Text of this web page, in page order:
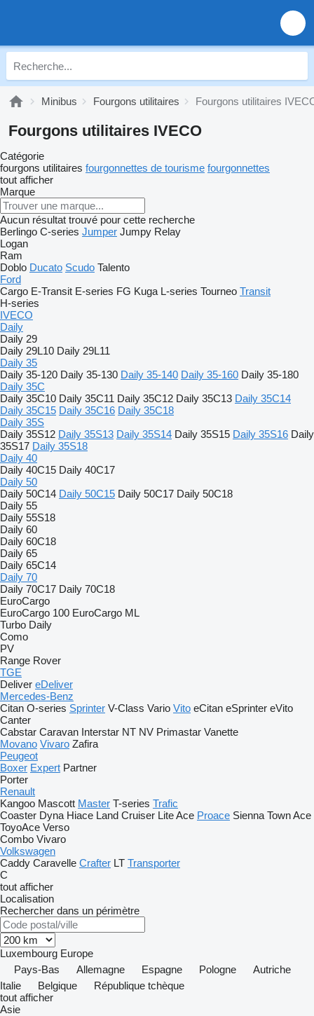
Minibus Fourgons utilitaires Fourgons utilitaires
Fourgons utilitaires IVECO
Catégorie
fourgons utilitaires fourgonnettes de tourisme fourgonnettes
tout afficher
Marque
Aucun résultat trouvé pour cette recherche
Berlingo C-series Jumper Jumpy Relay
Logan
Ram
Doblo Ducato Scudo Talento
Ford
Cargo E-Transit E-series FG Kuga L-series Tourneo Transit
H-series
IVECO
Daily
Daily 29
Daily 29L10 Daily 29L11
Daily 35
Daily 35-120 Daily 35-130 Daily 35-140 Daily 35-160 Daily 35-180
Daily 35C
Daily 35C10 Daily 35C11 Daily 35C12 Daily 35C13 Daily 35C14
Daily 35C15 Daily 35C16 Daily 35C18
Daily 35S
Daily 35S12 Daily 35S13 Daily 35S14 Daily 35S15 Daily 35S16 Daily
35S17 Daily 35S18
Daily 40
Daily 40C15 Daily 40C17
Daily 50
Daily 50C14 Daily 50C15 Daily 50C17 Daily 50C18
Daily 55
Daily 55S18
Daily 60
Daily 60C18
Daily 65
Daily 65C14
Daily 70
Daily 70C17 Daily 70C18
EuroCargo
EuroCargo 100 EuroCargo ML
Turbo Daily
Como
PV
Range Rover
TGE
Deliver eDeliver
Mercedes-Benz
Citan O-series Sprinter V-Class Vario Vito eCitan eSprinter eVito
Canter
Cabstar Caravan Interstar NT NV Primastar Vanette
Movano Vivaro Zafira
Peugeot
Boxer Expert Partner
Porter
Renault
Kangoo Mascott Master T-series Trafic
Coaster Dyna Hiace Land Cruiser Lite Ace Proace Sienna Town Ace
ToyoAce Verso
Combo Vivaro
Volkswagen
Caddy Caravelle Crafter LT Transporter
C
tout afficher
Localisation
Rechercher dans un périmètre
Luxembourg Europe
Pays-Bas
Allemagne Espagne Pologne
Autriche
Italie
Belgique
République tchèque
tout afficher
Asie